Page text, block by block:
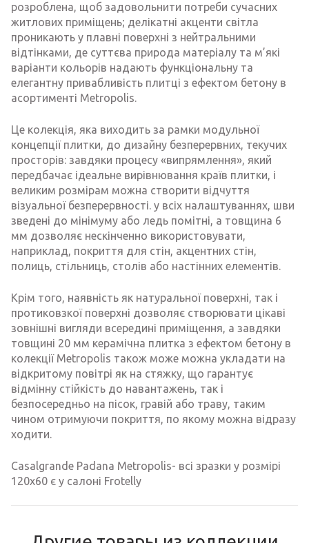
розроблена, щоб задовольнити потреби сучасних
житлових приміщень; делікатні акценти світла
проникають у плавні поверхні з нейтральними
відтінками, де суттєва природа матеріалу та м’які
варіанти кольорів надають функціональну та
елегантну привабливість плитці з ефектом бетону в
асортименті Metropolis.
Це колекція, яка виходить за рамки модульної
концепції плитки, до дизайну безперервних, текучих
просторів: завдяки процесу «випрямлення», який
передбачає ідеальне вирівнювання країв плитки, і
великим розмірам можна створити відчуття
візуальної безперервності. у всіх налаштуваннях, шви
зведені до мінімуму або ледь помітні, а товщина 6
мм дозволяє нескінченно використовувати,
наприклад, покриття для стін, акцентних стін,
полиць, стільниць, столів або настінних елементів.
Крім того, наявність як натуральної поверхні, так і
протиковзкої поверхні дозволяє створювати цікаві
зовнішні вигляди всередині приміщення, а завдяки
товщині 20 мм керамічна плитка з ефектом бетону в
колекції Metropolis також може можна укладати на
відкритому повітрі як на стяжку, що гарантує
відмінну стійкість до навантажень, так і
безпосередньо на пісок, гравій або траву, таким
чином отримуючи покриття, по якому можна відразу
ходити.
Casalgrande Padana Metropolis- всі зразки у розмірі
120х60 є у салоні Frotelly